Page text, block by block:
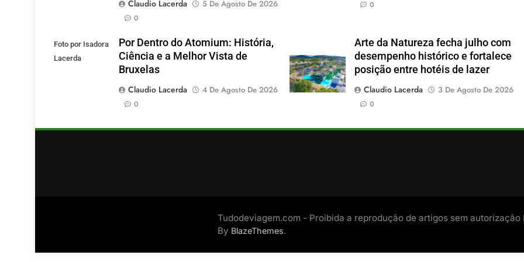
Claudio Lacerda
5 De Agosto De 2026
0
0
Foto por Isadora
Lacerda
Por Dentro do Atomium: História,
Ciência e a Melhor Vista de
Bruxelas
Claudio Lacerda
4 De Agosto De 2026
0
Arte da Natureza fecha julho com
desempenho histórico e fortalece
posição entre hotéis de lazer
Claudio Lacerda
3 De Agosto De 2026
0
Tudodeviagem.com - Proibida a reprodução de artigos sem autorização
By BlazeThemes.